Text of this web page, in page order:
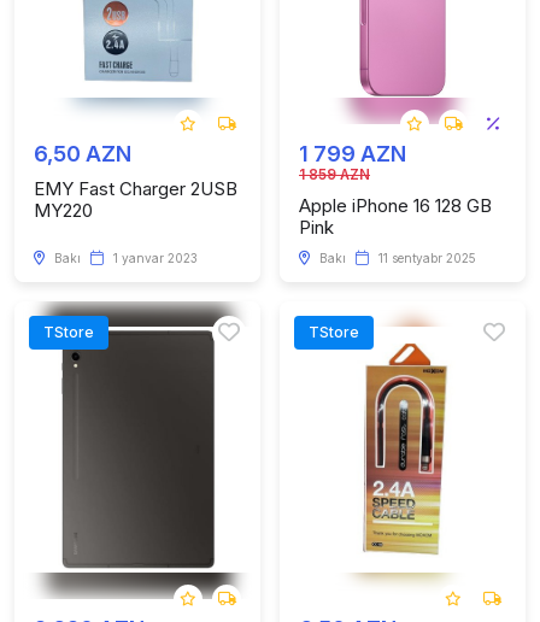
6,50 AZN
EMY Fast Charger 2USB
MY220
Bakı 1 yanvar 2023
1 799 AZN
1 859 AZN
Apple iPhone 16 128 GB
Pink
Bakı 11 sentyabr 2025
TStore TStore